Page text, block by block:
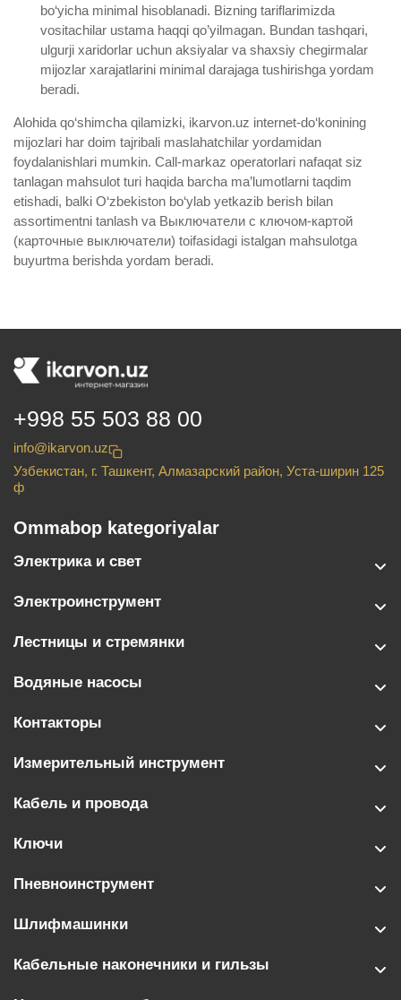
bo‘yicha minimal hisoblanadi. Bizning tariflarimizda
vositachilar ustama haqqi qo’yilmagan. Bundan tashqari,
ulgurji xaridorlar uchun aksiyalar va shaxsiy chegirmalar
mijozlar xarajatlarini minimal darajaga tushirishga yordam
beradi.
Alohida qo‘shimcha qilamizki, ikarvon.uz internet-do‘konining
mijozlari har doim tajribali maslahatchilar yordamidan
foydalanishlari mumkin. Call-markaz operatorlari nafaqat siz
tanlagan mahsulot turi haqida barcha ma’lumotlarni taqdim
etishadi, balki O‘zbekiston bo‘ylab yetkazib berish bilan
assortimentni tanlash va Выключатели с ключом-картой
(карточные выключатели) toifasidagi istalgan mahsulotga
buyurtma berishda yordam beradi.
+998 55 503 88 00
info@ikarvon.uz
Узбекистан, г. Ташкент, Алмазарский район, Уста-ширин 125
ф
Ommabop kategoriyalar
Электрика и свет
Электроинструмент
Лестницы и стремянки
Водяные насосы
Контакторы
Измерительный инструмент
Кабель и провода
Ключи
Пневноинструмент
Шлифмашинки
Кабельные наконечники и гильзы